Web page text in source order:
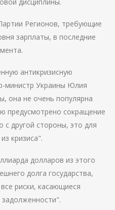
Регионов, требующие
зарплаты, в последние
антикризисную
министр Украины Юлия
она не очень популярна
предусмотрено сокращение
с другой стороны, это для
кризиса".
долларов из этого
долга государства,
риски, касающиеся